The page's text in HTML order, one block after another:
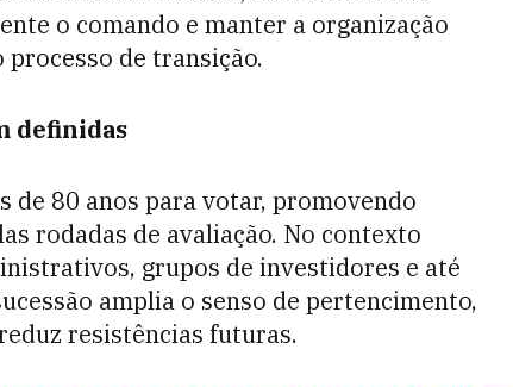
o comando e manter a organização
de transição.
definidas
de 80 anos para votar, promovendo
rodadas de avaliação. No contexto
grupos de investidores e até
amplia o senso de pertencimento,
resistências futuras.